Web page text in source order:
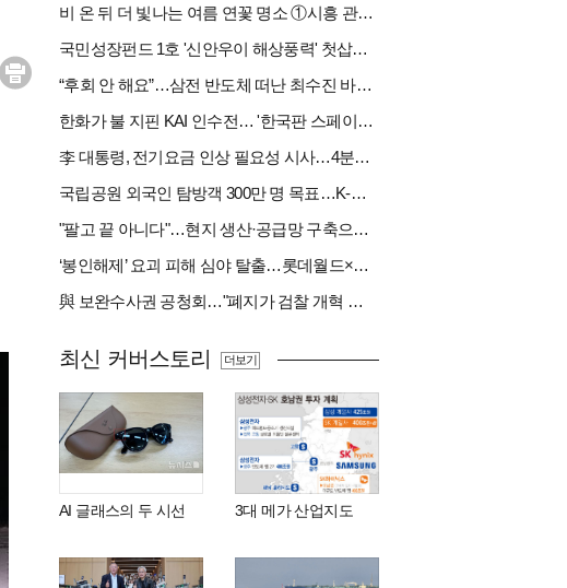
비 온 뒤 더 빛나는 여름 연꽃 명소 ①시흥 관곡지
국민성장펀드 1호 '신안우이 해상풍력' 첫삽…바람소득 시동[하반기 에너지②]
“후회 안 해요”…삼전 반도체 떠난 최수진 바텐더의 ‘피어오름’[피플]
한화가 불 지핀 KAI 인수전… '한국판 스페이스X' 탄생 촉각[다시 나는 K방산③]
李 대통령, 전기요금 인상 필요성 시사…4분기엔 오를까
국립공원 외국인 탐방객 300만 명 목표…K-트레킹 키운다
"팔고 끝 아니다"…현지 생산·공급망 구축으로 글로벌 진입장벽 돌파[다시 나는 K방산②]
‘봉인해제’ 요괴 피해 심야 탈출…롯데월드×당근
與 보완수사권 공청회…"폐지가 검찰 개혁 아냐" vs "보완수사권은 전면 재수사권"(종합)
최신 커버스토리
AI 글래스의 두 시선 3대 메가 산업지도
더보기